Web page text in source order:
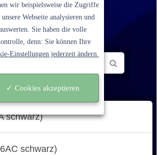
unseren Service.
schwarz)
schwarz)
wir beispielsweise die Zugriffe
Webseite analysieren und
Sie haben die volle
denn: Sie können Ihre
Einstellungen jederzeit ändern.
✓ Cookies akzeptieren